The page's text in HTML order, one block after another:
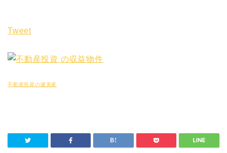
Tweet
不動産投資の健美家